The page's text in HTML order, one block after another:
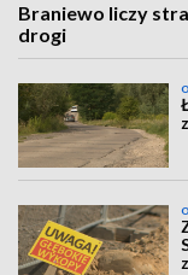
Braniewo liczy
drogi